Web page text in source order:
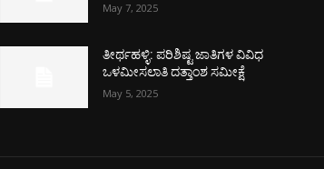
May 7, 2025
ತೀರ್ಥಹಳ್ಳಿ: ಪರಿಶಿಷ್ಟ ಜಾತಿಗಳ ವಿವಿಧ
ಒಳಮೀಸಲಾತಿ ದತ್ತಾಂಶ ಸಮೀಕ್ಷೆ
May 5, 2025